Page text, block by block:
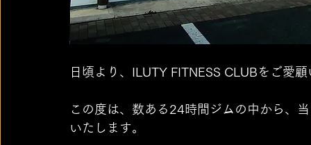
日頃より、ILUTY FITNESS CLUBをご愛
この度は、数ある24時間ジムの中から、
いたします。